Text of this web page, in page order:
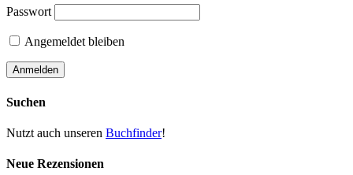
Passwort
Angemeldet bleiben
Suchen
Nutzt auch unseren Buchfinder!
Neue Rezensionen